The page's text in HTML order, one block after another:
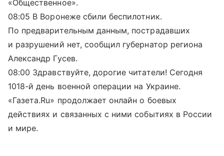
«Общественное».
08:05 В Воронеже сбили беспилотник.
По предварительным данным, пострадавших
и разрушений нет, сообщил губернатор региона
Александр Гусев.
08:00 Здравствуйте, дорогие читатели! Сегодня
1018-й день военной операции на Украине.
«Газета.Ru» продолжает онлайн о боевых
действиях и связанных с ними событиях в России
и мире.